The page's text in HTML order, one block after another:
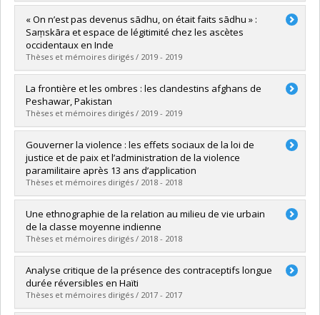
Graduate :Viau-Tassé, Mathilde
Cycle :Master's
Grade :M.A.
Lien vers le document dans Papyrus
« On n’est pas devenus sādhu, on était faits sādhu » :
Saṃskāra et espace de légitimité chez les ascètes
occidentaux en Inde
Thèses et mémoires dirigés / 2019 - 2019
Graduate : de Guise, Catherine
Cycle :Master's
Grade :M. Sc.
Lien vers le document dans Papyrus
La frontière et les ombres : les clandestins afghans de
Peshawar, Pakistan
Thèses et mémoires dirigés / 2019 - 2019
Graduate :Latendresse, Simon
Cycle : Doctoral
Grade :Ph. D.
Lien vers le document dans Papyrus
Gouverner la violence : les effets sociaux de la loi de
justice et de paix et l’administration de la violence
paramilitaire après 13 ans d’application
Thèses et mémoires dirigés / 2018 - 2018
Graduate :Oviedo Perez, Manuel Antonio
Cycle :Master's
Grade :M. Sc.
Lien vers le document dans Papyrus
Une ethnographie de la relation au milieu de vie urbain
de la classe moyenne indienne
Thèses et mémoires dirigés / 2018 - 2018
Graduate :Murray, Caroline
Cycle :Master's
Grade :M.A.
Lien vers le document dans Papyrus
Analyse critique de la présence des contraceptifs longue
durée réversibles en Haïti
Thèses et mémoires dirigés / 2017 - 2017